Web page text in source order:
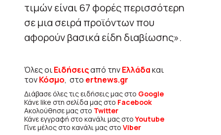
τιμών είναι 67 φορές περισσότερη
σε μια σειρά προϊόντων που
αφορούν βασικά είδη διαβίωσης».
Όλες οιΕιδήσειςαπό τηνΕλλάδακαι
τονΚόσμο, στο ertnews.gr
Διάβασε όλες τις ειδήσεις μας στο Google
Κάνε like στη σελίδα μας στο Facebook
Ακολούθησε μας στο Twitter
Κάνε εγγραφή στο κανάλι μας στοYoutube
Γίνε μέλος στο κανάλι μας στο Viber